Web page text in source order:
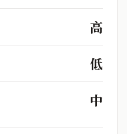
高
低
中